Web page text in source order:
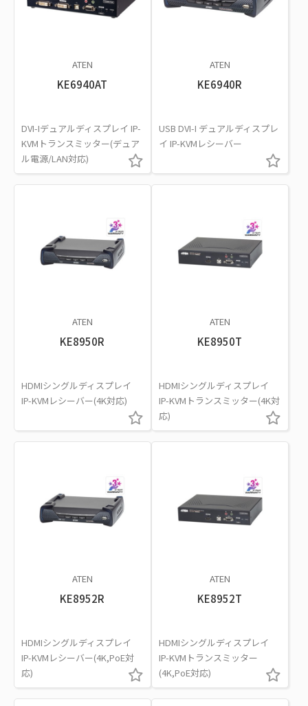
ATEN
KE6940AT
DVI-Iデュアルディスプレイ IP-
KVMトランスミッター(デュア
ル電源/LAN対応)
ATEN
KE6940R
USB DVI-I デュアルディスプレ
イ IP-KVMレシーバー
ATEN
KE8950R
HDMIシングルディスプレイ
IP-KVMレシーバー(4K対応)
ATEN
KE8950T
HDMIシングルディスプレイ
IP-KVMトランスミッター(4K対
応)
ATEN
KE8952R
HDMIシングルディスプレイ
IP-KVMレシーバー(4K,PoE対
応)
ATEN
KE8952T
HDMIシングルディスプレイ
IP-KVMトランスミッター
(4K,PoE対応)